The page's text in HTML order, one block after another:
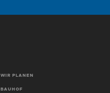
WIR PLANEN
BAUHOF